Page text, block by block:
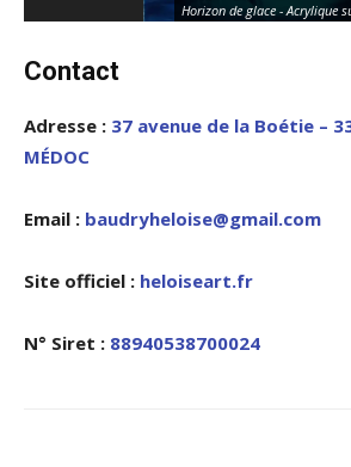
Horizon de glace - Acrylique
Contact
Adresse : 37 avenue de la Boétie –
MÉDOC
Email : baudryheloise@gmail.com
Site officiel : heloiseart.fr
N° Siret : 88940538700024